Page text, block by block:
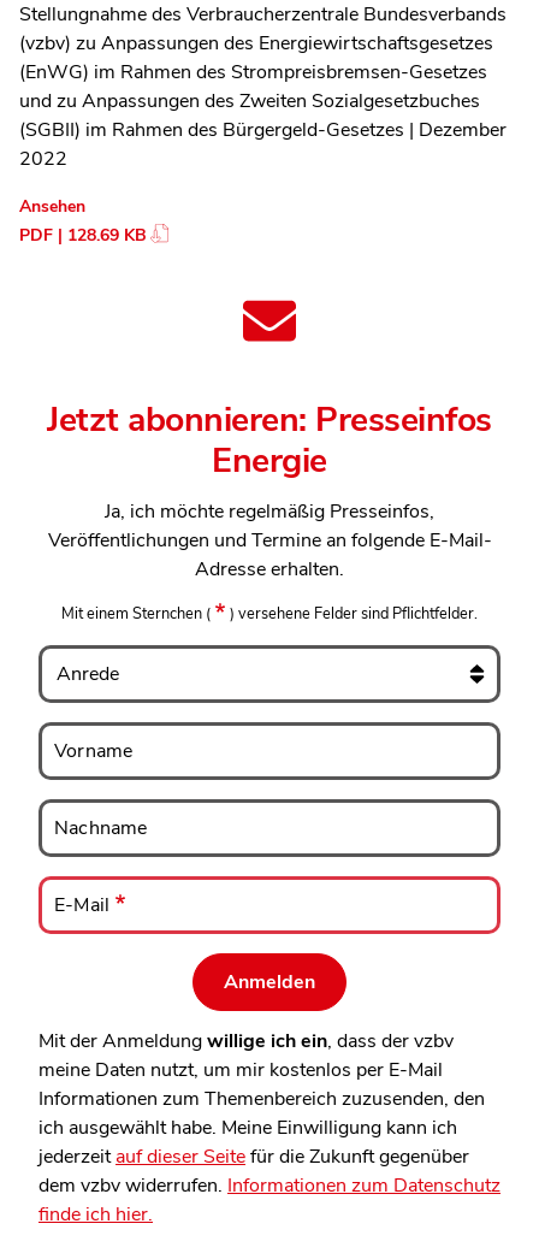
Stellungnahme des Verbraucherzentrale Bundesverbands
(vzbv) zu Anpassungen des Energiewirtschaftsgesetzes
(EnWG) im Rahmen des Strompreisbremsen-Gesetzes
und zu Anpassungen des Zweiten Sozialgesetzbuches
(SGBII) im Rahmen des Bürgergeld-Gesetzes | Dezember
2022
Ansehen
PDF | 128.69 KB
Jetzt abonnieren: Presseinfos
Energie
Ja, ich möchte regelmäßig Presseinfos,
Veröffentlichungen und Termine an folgende E-Mail-
Adresse erhalten.
Mit einem Sternchen ( ) versehene Felder sind Pflichtfelder.
Anrede
Vorname
Vorname
Nachname
Nachname
E-
Mail
E-Mail
Mit der Anmeldungwillige ich ein, dass der vzbv
meine Daten nutzt, um mir kostenlos per E-Mail
Informationen zum Themenbereich zuzusenden, den
ich ausgewählt habe. Meine Einwilligung kann ich
jederzeitauf dieser Seitefür die Zukunft gegenüber
dem vzbv widerrufen. Informationen zum Datenschutz
finde ich hier.